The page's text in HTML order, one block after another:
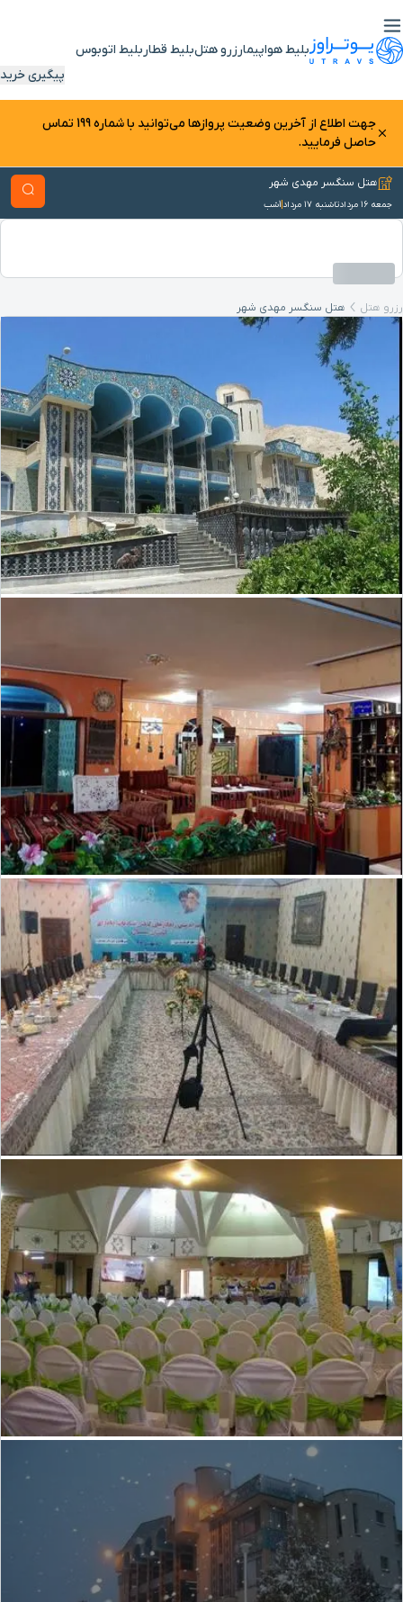
بلیط هواپیمارزرو هتلبلیط قطار بلیط اتوبوس
پیگیری خرید
جهت اطلاع از آخرین وضعیت پرواز‌ها می‌توانید با شماره 199 تماس
حاصل فرمایید.
هتل سنگسر مهدی شهر
جمعه ۱۶ مرداد تاشنبه ۱۷ مرداد 1شب
رزرو هتل هتل سنگسر مهدی شهر